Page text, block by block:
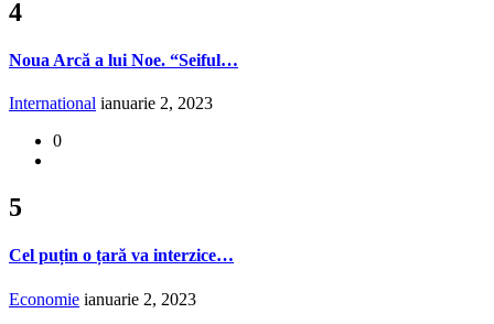
4
Noua Arcă a lui Noe. “Seiful…
International ianuarie 2, 2023
0
5
Cel puțin o țară va interzice…
Economie ianuarie 2, 2023